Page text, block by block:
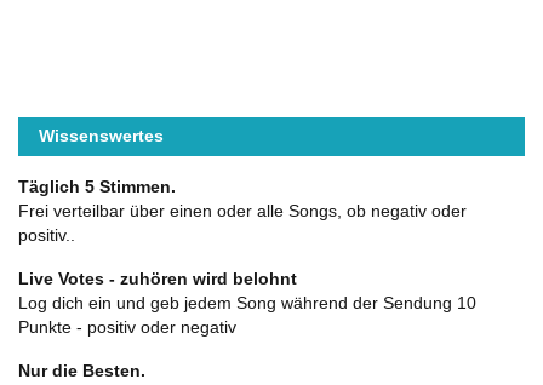
Wissenswertes
Täglich 5 Stimmen.
Frei verteilbar über einen oder alle Songs, ob negativ oder
positiv..
Live Votes - zuhören wird belohnt
Log dich ein und geb jedem Song während der Sendung 10
Punkte - positiv oder negativ
Nur die Besten.